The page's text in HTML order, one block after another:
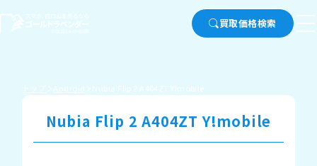
買取価格検索
トップ Android Nubia Flip 2 A404ZT Y!mobile
Nubia Flip 2 A404ZT Y!mobile